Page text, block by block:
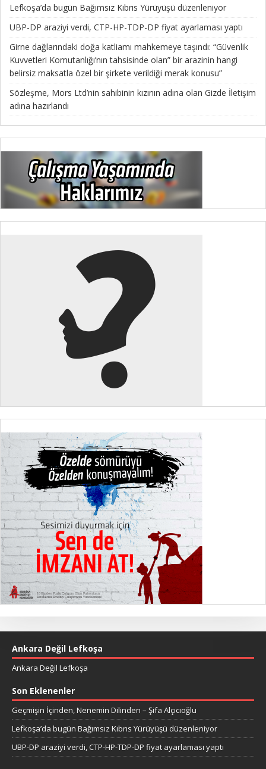
Lefkoşa’da bugün Bağımsız Kıbrıs Yürüyüşü düzenleniyor
UBP-DP araziyi verdi, CTP-HP-TDP-DP fiyat ayarlaması yaptı
Girne dağlarındaki doğa katliamı mahkemeye taşındı: “Güvenlik
Kuvvetleri Komutanlığı’nın tahsisinde olan” bir arazinin hangi
belirsiz maksatla özel bir şirkete verildiği merak konusu”
Sözleşme, Mors Ltd’nin sahibinin kızının adına olan Gizde İletişim
adına hazırlandı
Ankara Değil Lefkoşa
Ankara Değil Lefkoşa
Son Eklenenler
Geçmişin İçinden, Nenemin Dilinden – Şifa Alçıcıoğlu
Lefkoşa’da bugün Bağımsız Kıbrıs Yürüyüşü düzenleniyor
UBP-DP araziyi verdi, CTP-HP-TDP-DP fiyat ayarlaması yaptı